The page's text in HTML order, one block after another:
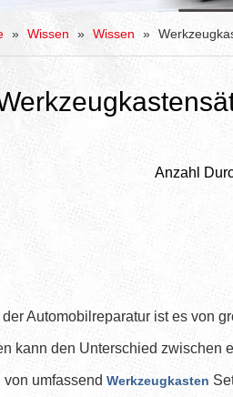
» Wissen » Wissen »
Anzahl
der Automobilreparatur ist es von
kann den Unterschied zwischen
von umfassend Werkzeugkasten